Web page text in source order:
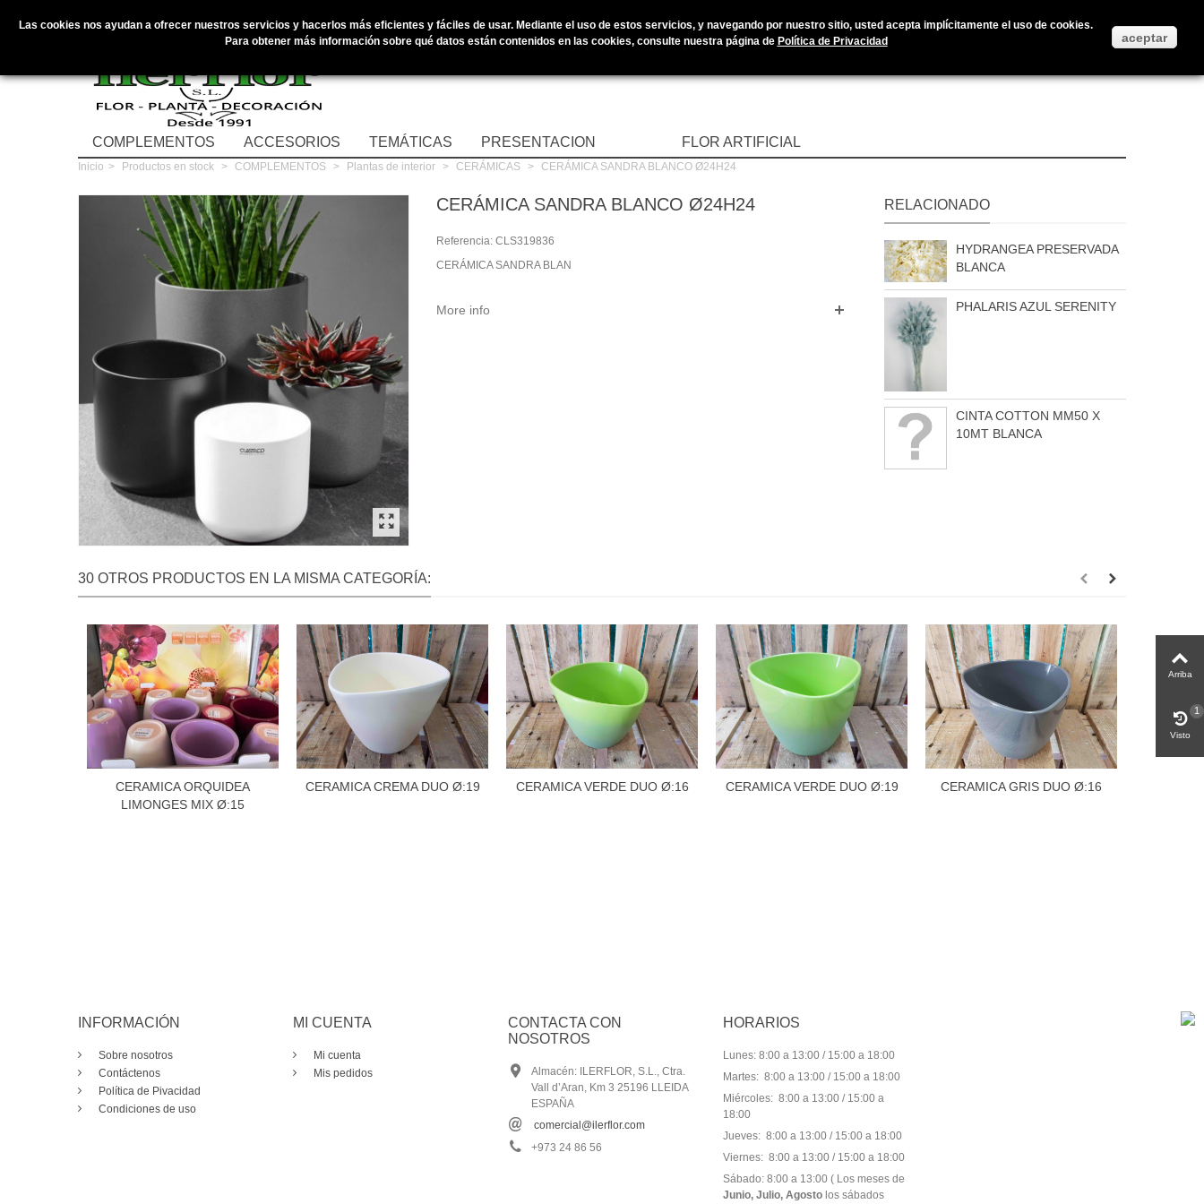
COMPLEMENTOS ACCESORIOS TEMÁTICAS PRESENTACION FLOR ARTIFICIAL
Inicio > Productos en stock > COMPLEMENTOS > Plantas de interior > CERÁMICAS > CERÁMICA SANDRA BLANCO Ø24H24
CERÁMICA SANDRA BLANCO Ø24H24
Referencia: CLS319836
CERÁMICA SANDRA BLAN
More info
RELACIONADO
HYDRANGEA PRESERVADA
BLANCA
PHALARIS AZUL SERENITY
CINTA COTTON MM50 X
10MT BLANCA
30 OTROS PRODUCTOS EN LA MISMA CATEGORÍA:
CERAMICA ORQUIDEA
LIMONGES MIX Ø:15
CERAMICA CREMA DUO Ø:19 CERAMICA VERDE DUO Ø:16 CERAMICA VERDE DUO Ø:19 CERAMICA GRIS DUO Ø:16
Las cookies nos ayudan a ofrecer nuestros servicios y hacerlos más eficientes y fáciles de usar. Mediante el uso de estos servicios, y navegando por nuestro sitio, usted acepta implícitamente el uso de cookies.
Para obtener más información sobre qué datos están contenidos en las cookies, consulte nuestra página de Política de Privacidad aceptar
INFORMACIÓN
Sobre nosotros
Contáctenos
Política de Pivacidad
Condiciones de uso
MI CUENTA
Mi cuenta
Mis pedidos
CONTACTA CON
NOSOTROS
Almacén: ILERFLOR, S.L., Ctra.
Vall d’Aran, Km 3 25196 LLEIDA
ESPAÑA
comercial@ilerflor.com
+973 24 86 56
HORARIOS
Lunes: 8:00 a 13:00 / 15:00 a 18:00
Martes: 8:00 a 13:00 / 15:00 a 18:00
Miércoles: 8:00 a 13:00 / 15:00 a
18:00
Jueves: 8:00 a 13:00 / 15:00 a 18:00
Viernes: 8:00 a 13:00 / 15:00 a 18:00
Sábado: 8:00 a 13:00 ( Los meses de
Junio, Julio, Agosto los sábados
Arriba
Visto
1